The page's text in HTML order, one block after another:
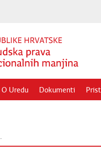
O Uredu Dokumenti